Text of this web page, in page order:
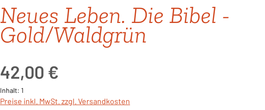
Neues Leben. Die Bibel -
Gold/Waldgrün
42,00 €
Inhalt: 1
Preise inkl. MwSt. zzgl. Versandkosten